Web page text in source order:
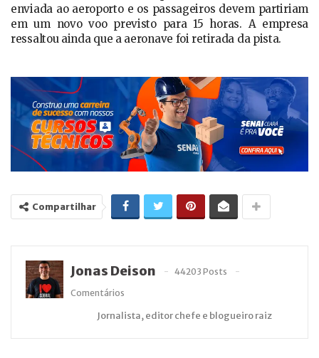
enviada ao aeroporto e os passageiros devem partiriam
em um novo voo previsto para 15 horas. A empresa
ressaltou ainda que a aeronave foi retirada da pista.
Compartilhar
Jonas Deison
44203 Posts
Comentários
Jornalista, editor chefe e blogueiro raiz